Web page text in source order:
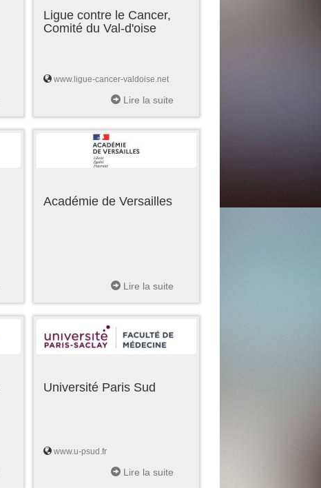
Ligue contre le Cancer,
Comité du Val-d'oise
www.ligue-cancer-valdoise.net
Lire la suite
Académie de Versailles
Lire la suite
Université Paris Sud
www.u-psud.fr
Lire la suite